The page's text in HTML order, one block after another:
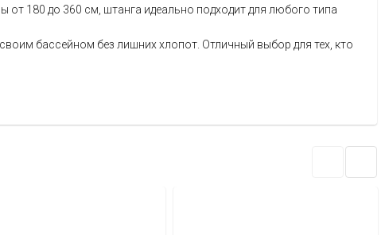
от 180 до 360 см, штанга идеально подходит для любого типа
бассейном без лишних хлопот. Отличный выбор для тех, кто